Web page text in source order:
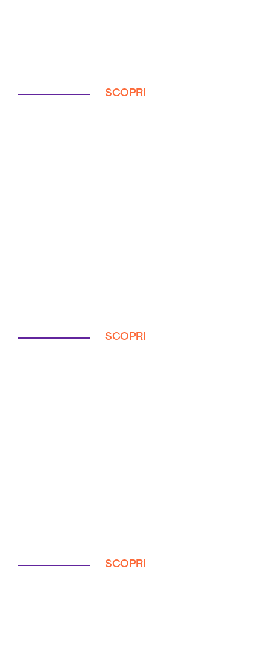
SCOPRI
SCOPRI
SCOPRI